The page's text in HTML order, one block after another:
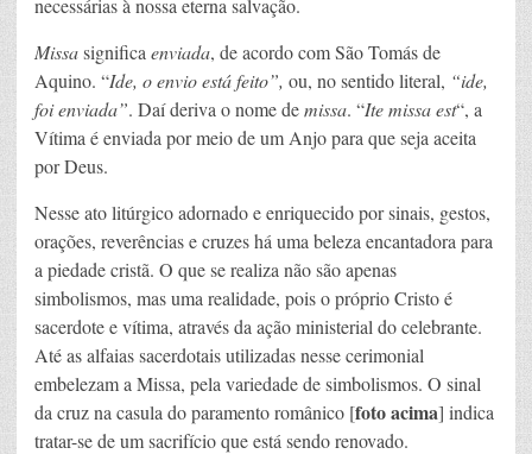
necessárias à nossa eterna salvação.
Missasignifica enviada, de acordo com São Tomás de
Aquino. “Ide, o envio está feito”, ou, no sentido literal, “ide,
foi enviada”. Daí deriva o nome demissa. “Ite missa est“, a
Vítima é enviada por meio de um Anjo para que seja aceita
por Deus.
Nesse ato litúrgico adornado e enriquecido por sinais, gestos,
orações, reverências e cruzes há uma beleza encantadora para
a piedade cristã. O que se realiza não são apenas
simbolismos, mas uma realidade, pois o próprio Cristo é
sacerdote e vítima, através da ação ministerial do celebrante.
Até as alfaias sacerdotais utilizadas nesse cerimonial
embelezam a Missa, pela variedade de simbolismos. O sinal
da cruz na casula do paramento românico [foto acima] indica
tratar-se de um sacrifício que está sendo renovado.